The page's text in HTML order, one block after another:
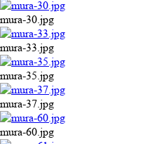
mura-30.jpg
mura-33.jpg
mura-35.jpg
mura-37.jpg
mura-60.jpg